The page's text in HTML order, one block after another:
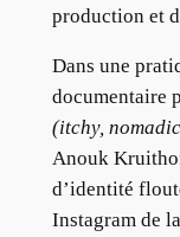
production et
Dans une
documentaire
(itchy,
Anouk
d’identité
Instagram de